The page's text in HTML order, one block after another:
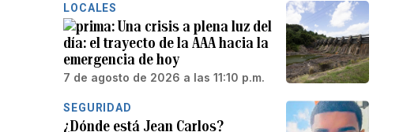
LOCALES
Una crisis a plena luz del
día: el trayecto de la AAA hacia la
emergencia de hoy
7 de agosto de 2026 a las 11:10 p.m.
SEGURIDAD
¿Dónde está Jean Carlos?